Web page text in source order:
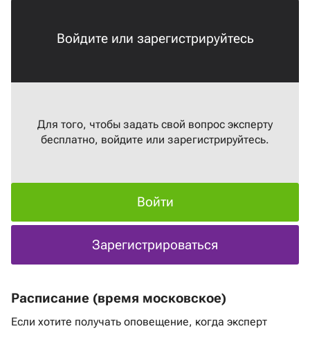
Войдите или зарегистрируйтесь
Для того, чтобы задать свой вопрос эксперту
бесплатно, войдите или зарегистрируйтесь.
Войти
Зарегистрироваться
Расписание (время московское)
Если хотите получать оповещение, когда эксперт